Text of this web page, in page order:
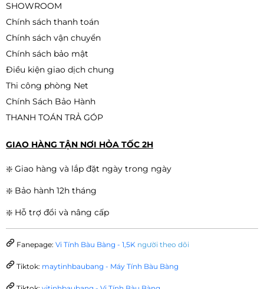
SHOWROOM
Chính sách thanh toán
Chính sách vận chuyển
Chính sách bảo mật
Điều kiện giao dịch chung
Thi công phòng Net
Chính Sách Bảo Hành
THANH TOÁN TRẢ GÓP
GIAO HÀNG TẬN NƠI HỎA TỐC 2H
❇️ Giao hàng và lắp đặt ngày trong ngày
❇️ Bảo hành 12h tháng
❇️ Hỗ trợ đổi và nâng cấp
Fanepage: Vi Tính Bàu Bàng - 1,5K người theo dõi
Tiktok: maytinhbaubang - Máy Tính Bàu Bàng